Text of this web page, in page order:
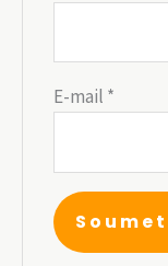
E-mail *